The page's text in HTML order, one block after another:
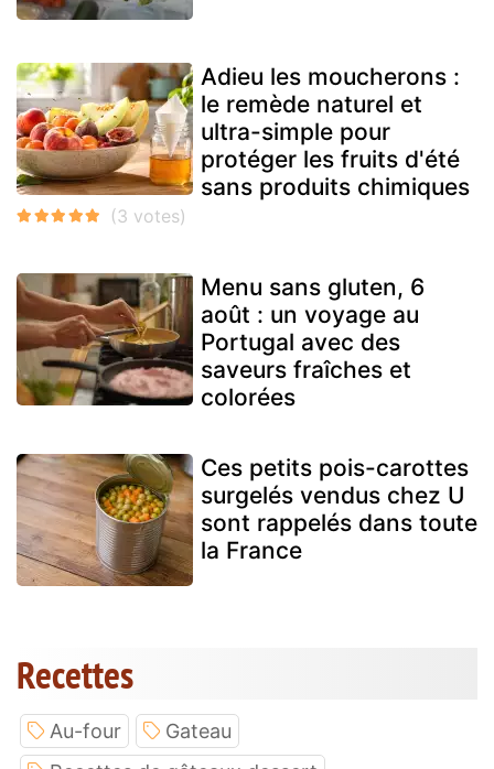
Adieu les moucherons :
le remède naturel et
ultra-simple pour
protéger les fruits d'été
sans produits chimiques
Menu sans gluten, 6
août : un voyage au
Portugal avec des
saveurs fraîches et
colorées
Ces petits pois-carottes
surgelés vendus chez U
sont rappelés dans toute
la France
Recettes
Au-four
Gateau